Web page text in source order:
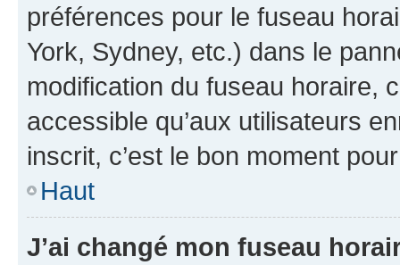
préférences pour le fuseau
York, Sydney, etc.) dans le
modification du fuseau horaire,
accessible qu’aux utilisateurs
inscrit, c’est le bon moment
Haut
J’ai changé mon fuseau